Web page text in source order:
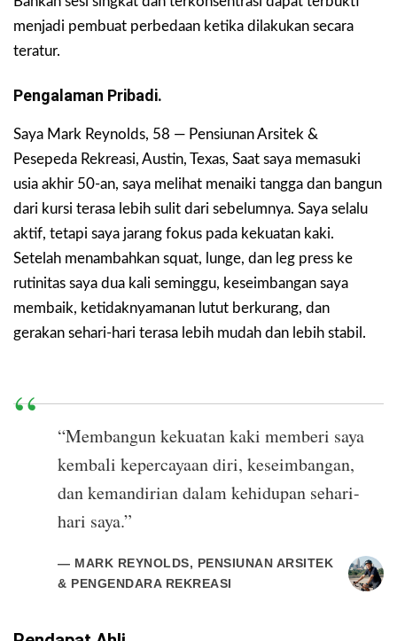
menjadi pembuat perbedaan ketika dilakukan secara
teratur.
Pengalaman Pribadi.
Saya Mark Reynolds, 58 — Pensiunan Arsitek &
Pesepeda Rekreasi, Austin, Texas, Saat saya memasuki
usia akhir 50-an, saya melihat menaiki tangga dan bangun
dari kursi terasa lebih sulit dari sebelumnya. Saya selalu
aktif, tetapi saya jarang fokus pada kekuatan kaki.
Setelah menambahkan squat, lunge, dan leg press ke
rutinitas saya dua kali seminggu, keseimbangan saya
membaik, ketidaknyamanan lutut berkurang, dan
gerakan sehari-hari terasa lebih mudah dan lebih stabil.
“Membangun kekuatan kaki memberi saya
kembali kepercayaan diri, keseimbangan,
dan kemandirian dalam kehidupan sehari-
hari saya.”
— MARK REYNOLDS, PENSIUNAN ARSITEK
& PENGENDARA REKREASI